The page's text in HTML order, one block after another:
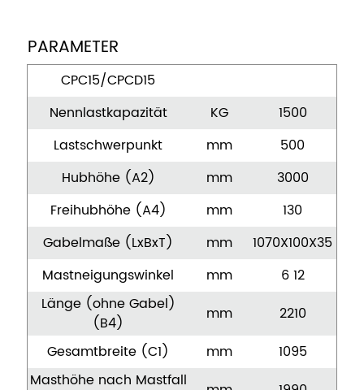
PARAMETER
CPC15/CPCD15
Nennlastkapazität
KG
1500
Lastschwerpunkt
mm
500
Hubhöhe (A2)
mm
3000
Freihubhöhe (A4)
mm
130
Gabelmaße (LxBxT)
mm
1070X100X35
Mastneigungswinkel
mm
6 12
Länge (ohne Gabel)
(B4)
mm
2210
Gesamtbreite (C1)
mm
1095
Masthöhe nach Mastfall